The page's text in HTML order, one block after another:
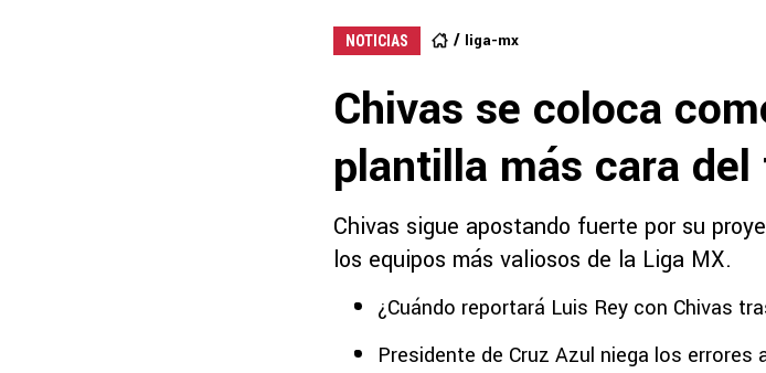
NOTICIAS liga-mx
Chivas se coloca
plantilla más cara
Chivas sigue apostando fuerte por su
los equipos más valiosos de la Liga MX.
¿Cuándo reportará Luis Rey con Chivas
Presidente de Cruz Azul niega los